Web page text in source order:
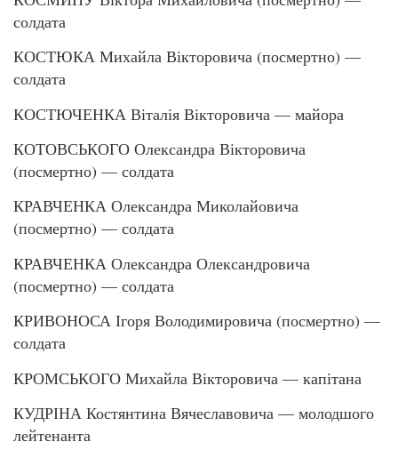
солдата
КОСТЮКА Михайла Вікторовича (посмертно) —
солдата
КОСТЮЧЕНКА Віталія Вікторовича — майора
КОТОВСЬКОГО Олександра Вікторовича
(посмертно) — солдата
КРАВЧЕНКА Олександра Миколайовича
(посмертно) — солдата
КРАВЧЕНКА Олександра Олександровича
(посмертно) — солдата
КРИВОНОСА Ігоря Володимировича (посмертно) —
солдата
КРОМСЬКОГО Михайла Вікторовича — капітана
КУДРІНА Костянтина Вячеславовича — молодшого
лейтенанта